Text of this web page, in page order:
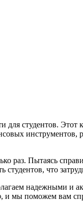
студентов. Этот
инструментов,
раз. Пытаясь
что
надежными и
, и мы поможем вам